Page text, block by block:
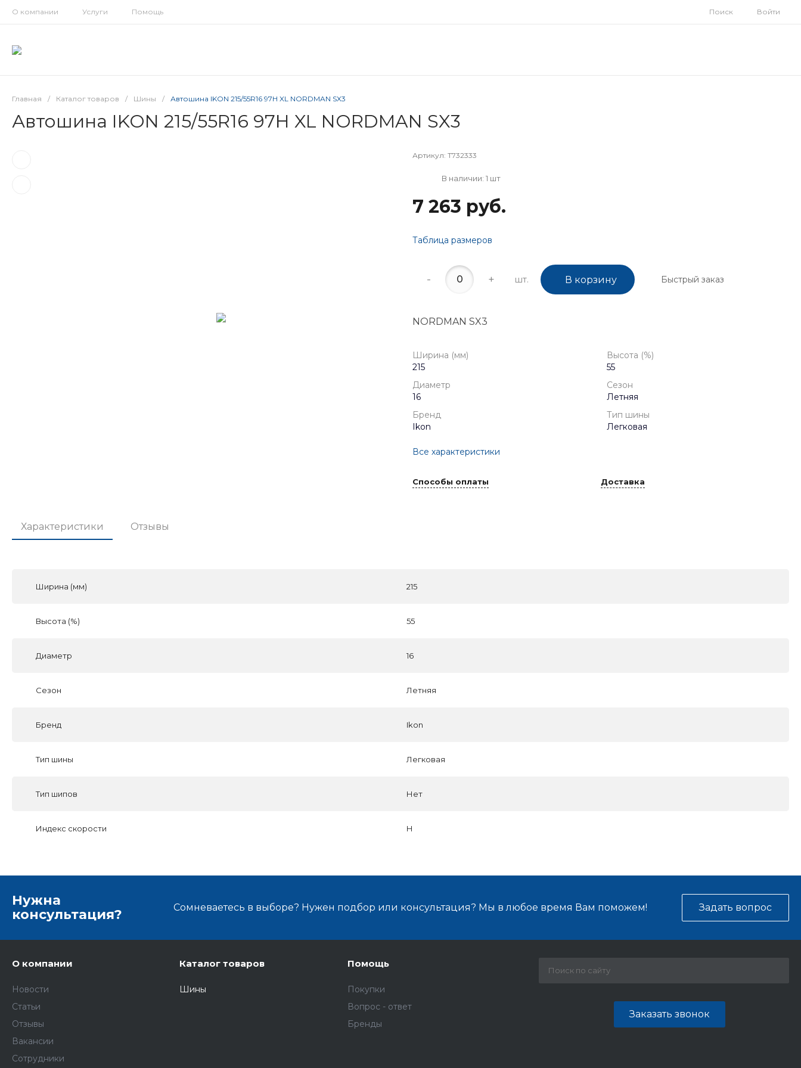
О компании Услуги Помощь Поиск Войти
Главная / Каталог товаров / Шины / Автошина IKON 215/55R16 97H XL NORDMAN SX3
Автошина IKON 215/55R16 97H XL NORDMAN SX3
Артикул: T732333
В наличии: 1 шт
7 263 руб.
Таблица размеров
- + шт. В корзину Быстрый заказ
NORDMAN SX3
Ширина (мм)
215
Высота (%)
55
Диаметр
16
Сезон
Летняя
Бренд
Ikon
Тип шины
Легковая
Все характеристики
Способы оплаты Доставка
Характеристики Отзывы
Ширина (мм) 215
Высота (%) 55
Диаметр 16
Сезон Летняя
Бренд Ikon
Тип шины Легковая
Тип шипов Нет
Индекс скорости H
Нужна
консультация?
Сомневаетесь в выборе? Нужен подбор или консультация? Мы в любое время Вам поможем! Задать вопрос
О компании
Новости
Статьи
Отзывы
Вакансии
Сотрудники
Каталог товаров
Шины
Помощь
Покупки
Вопрос - ответ
Бренды
Заказать звонок